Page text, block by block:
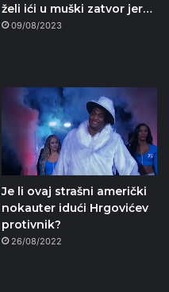
želi ići u muški zatvor jer…
09/08/2023
Je li ovaj strašni američki
nokauter idući Hrgovićev
protivnik?
26/08/2022